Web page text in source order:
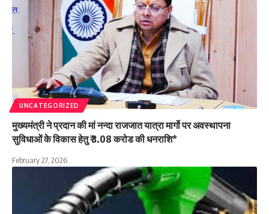
UNCATEGORIZED
मुख्यमंत्री ने प्रदान की मां नन्दा राजजात यात्रा मार्गो पर अवस्थापना
सुविधाओं केे विकास हेतु ₹ 3.08 करोड की धनराशि*
February 27, 2026